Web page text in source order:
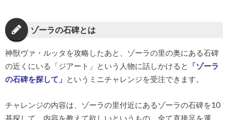
ゾーラの石碑とは
神獣ヴァ・ルッタを攻略したあと、ゾーラの里の奥にある石碑
の近くにいる「ジアート」という人物に話しかけると
「ゾーラ
の石碑を探して」 というミニチャレンジを受注できます。
チャレンジの内容は、ゾーラの里付近にあるゾーラの石碑を10
基探して、内容を教えて欲しいというもの。全て直接足を運